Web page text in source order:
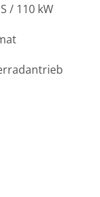
/ 110 kW